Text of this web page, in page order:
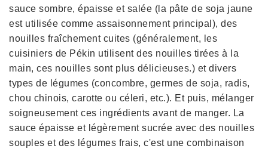
sauce sombre, épaisse et salée (la pâte de soja jaune
est utilisée comme assaisonnement principal), des
nouilles fraîchement cuites (généralement, les
cuisiniers de Pékin utilisent des nouilles tirées à la
main, ces nouilles sont plus délicieuses.) et divers
types de légumes (concombre, germes de soja, radis,
chou chinois, carotte ou céleri, etc.). Et puis, mélanger
soigneusement ces ingrédients avant de manger. La
sauce épaisse et légèrement sucrée avec des nouilles
souples et des légumes frais, c'est une combinaison